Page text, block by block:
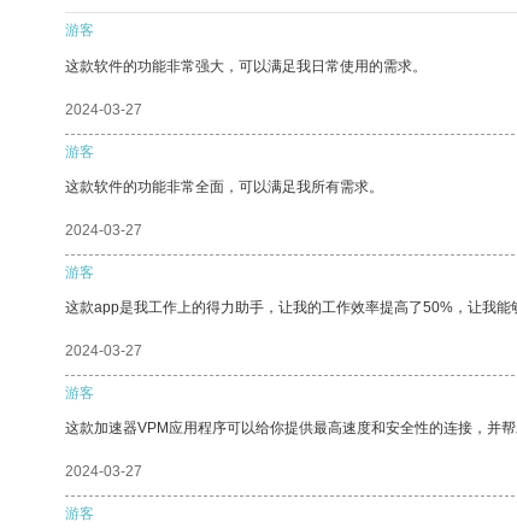
游客
这款软件的功能非常强大，可以满足我日常使用的需求。
2024-03-27
游客
这款软件的功能非常全面，可以满足我所有需求。
2024-03-27
游客
这款app是我工作上的得力助手，让我的工作效率提高了50%，让我能
2024-03-27
游客
这款加速器VPM应用程序可以给你提供最高速度和安全性的连接，并帮
2024-03-27
游客